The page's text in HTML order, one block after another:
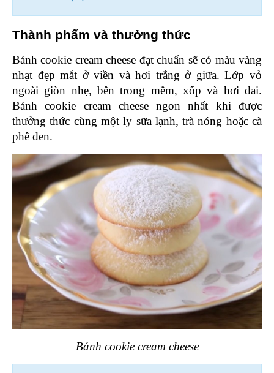
Thành phẩm và thưởng thức
Bánh cookie cream cheese đạt chuẩn sẽ có màu vàng
nhạt đẹp mắt ở viền và hơi trắng ở giữa. Lớp vỏ
ngoài giòn nhẹ, bên trong mềm, xốp và hơi dai.
Bánh cookie cream cheese ngon nhất khi được
thưởng thức cùng một ly sữa lạnh, trà nóng hoặc cà
phê đen.
Bánh cookie cream cheese